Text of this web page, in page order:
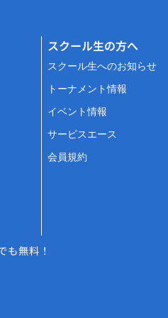
スクール生の方へ
スクール生へのお知らせ
トーナメント情報
イベント情報
サービスエース
会員規約
無料！